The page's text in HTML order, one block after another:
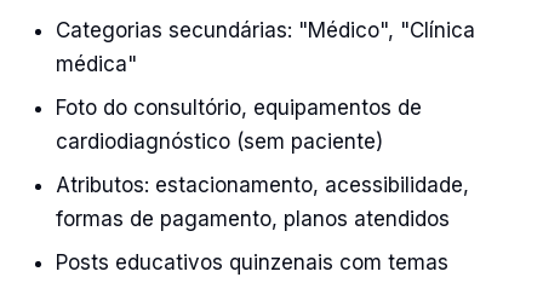
Categorias secundárias: "Médico", "Clínica
médica"
Foto do consultório, equipamentos de
cardiodiagnóstico (sem paciente)
Atributos: estacionamento, acessibilidade,
formas de pagamento, planos atendidos
Posts educativos quinzenais com temas